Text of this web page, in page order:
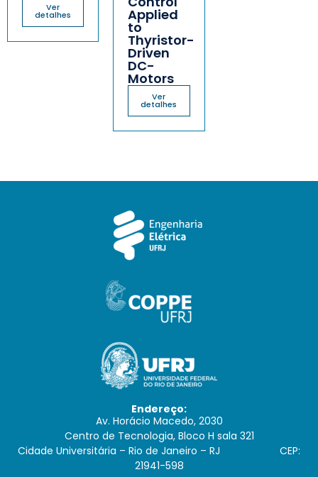
Ver
detalhes Applied
to
Thyristor-
Driven
DC-
Motors
Ver
detalhes
Endereço:
Av. Horácio Macedo, 2030
Centro de Tecnologia, Bloco H sala 321
Cidade Universitária – Rio de Janeiro – RJ CEP:
21941-598